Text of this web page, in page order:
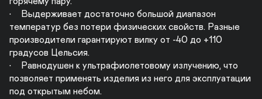
•	 Выдерживает достаточно большой диапазон
температур без потери физических свойств. Разные
производители гарантируют вилку от -40 до +110
градусов Цельсия.
•	 Равнодушен к ультрафиолетовому излучению, что
позволяет применять изделия из него для эксплуатации
под открытым небом.